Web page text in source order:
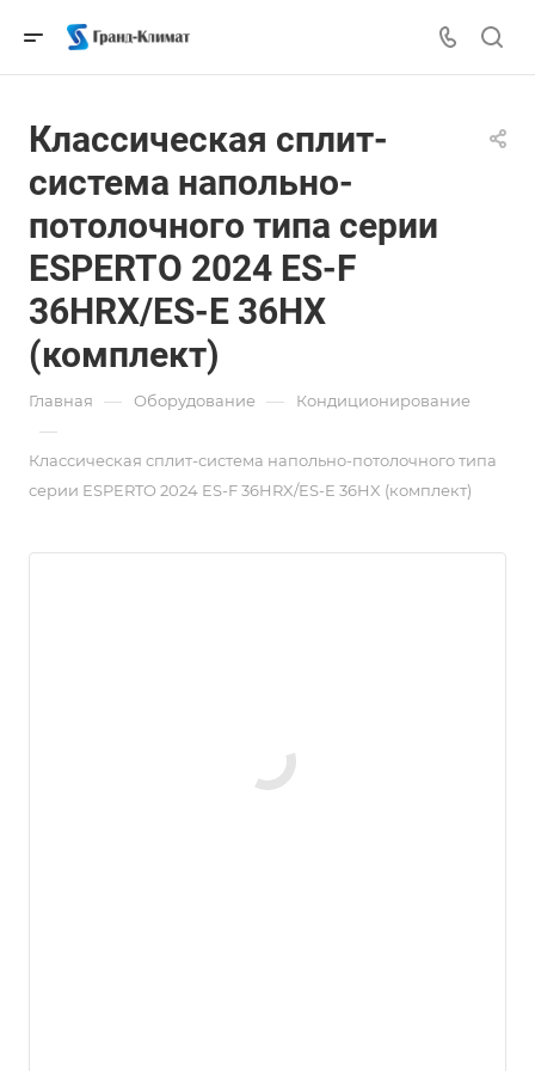
Классическая сплит-
система напольно-
потолочного типа серии
ESPERTO 2024 ES-F
36HRX/ES-E 36HX
(комплект)
Главная — Оборудование — Кондиционирование
—
Классическая сплит-система напольно-потолочного типа
серии ESPERTO 2024 ES-F 36HRX/ES-E 36HX (комплект)